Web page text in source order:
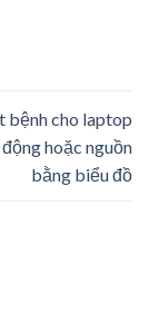
bệnh cho laptop
hoặc nguồn
bằng biểu đồ